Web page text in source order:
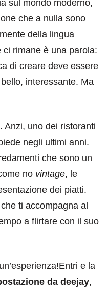
sul mondo moderno,
che a nulla sono
della lingua
rimane è una parola:
di creare deve essere
interessante. Ma
. Anzi, uno dei ristoranti
negli ultimi anni.
che sono un
no vintage, le
dei piatti.
che ti accompagna al
a flirtare con il suo
e la
da deejay,